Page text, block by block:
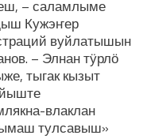
– саламлыме
Кужэҥер
вуйлатышын
– Элнан тӱрлӧ
тыгак кызыт
влаклан
тулсавыш»